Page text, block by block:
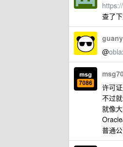
查了
@
许可
不过
就像
普通